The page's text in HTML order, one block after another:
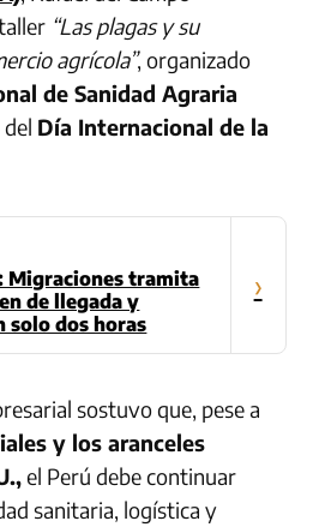
“Las plagas y su
agrícola”, organizado
de Sanidad Agraria
Día Internacional de la
Migraciones tramita
de llegada y
solo dos horas
›
sostuvo que, pese a
y los aranceles
el Perú debe continuar
sanitaria, logística y